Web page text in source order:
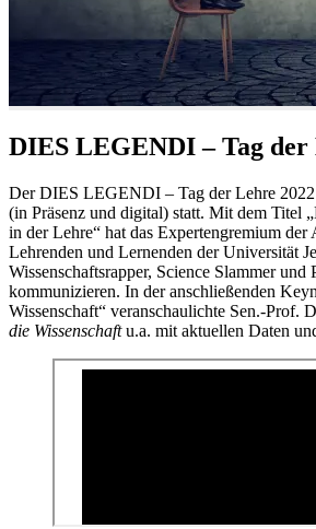
DIES LEGENDI – Tag der
Der DIES LEGENDI – Tag der Lehre
(in Präsenz und digital) statt. Mit dem Titel
in der Lehre“ hat das Expertengremium
Lehrenden und Lernenden der Universität
Wissenschaftsrapper, Science Slammer
kommunizieren. In der anschließenden
Wissenschaft“ veranschaulichte Sen.-Prof.
die Wissenschaftu.a. mit aktuellen Daten